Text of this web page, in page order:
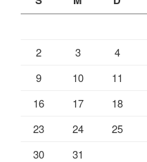
2
3 4
9
10 11
16
17 18
23
24 25
30
31